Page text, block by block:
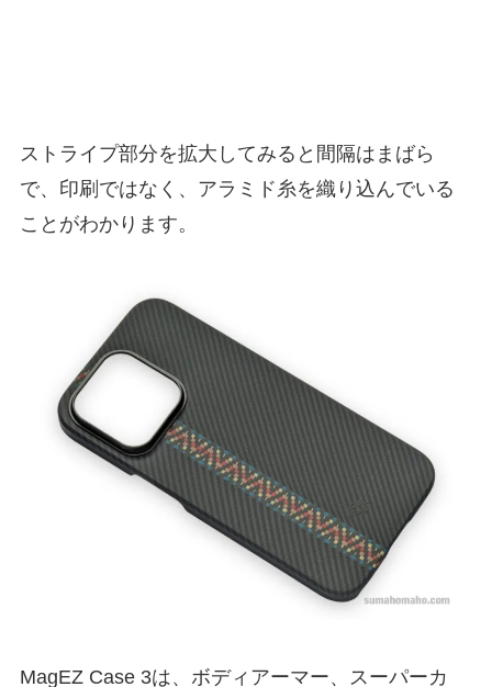
ストライプ部分を拡大してみると間隔はまばら
で、印刷ではなく、アラミド糸を織り込んでいる
ことがわかります。
MagEZ Case 3は、ボディアーマー、スーパーカ